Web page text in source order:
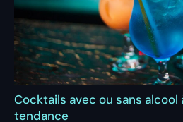
Cocktails avec ou sans alcool
tendance